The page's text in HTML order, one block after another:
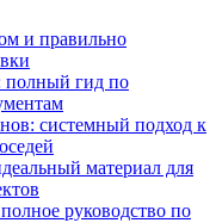
и правильно
полный гид по
системный подход к
материал для
руководство по